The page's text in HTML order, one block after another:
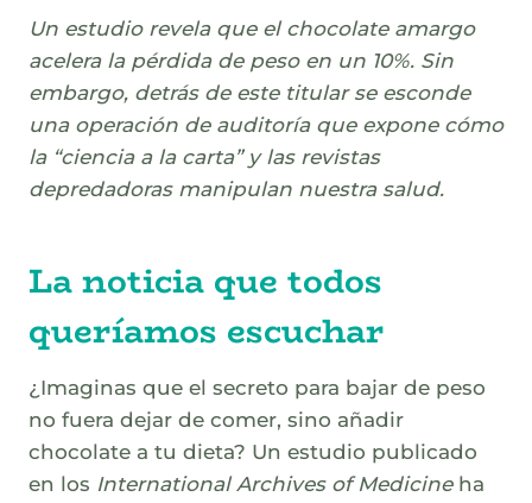
Un estudio revela que el chocolate amargo
acelera la pérdida de peso en un 10%. Sin
embargo, detrás de este titular se esconde
una operación de auditoría que expone cómo
la “ciencia a la carta” y las revistas
depredadoras manipulan nuestra salud.
La noticia que todos
queríamos escuchar
¿Imaginas que el secreto para bajar de peso
no fuera dejar de comer, sino añadir
chocolate a tu dieta? Un estudio publicado
en los International Archives of Medicineha